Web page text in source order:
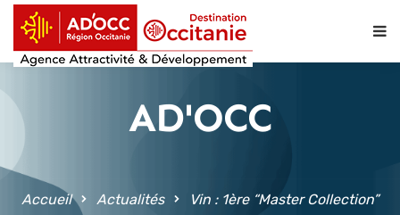
principal
AD'OCC
Accueil Actualités
Vin : 1ère “Master Collection”